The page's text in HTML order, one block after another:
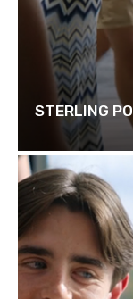
STERLING